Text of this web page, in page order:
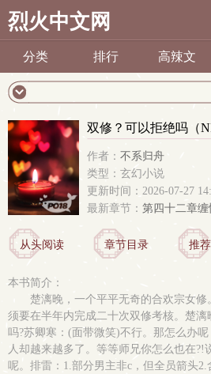
烈火中文网
分类 排行 高辣文
双修？可以拒绝吗（
作者： 不系归舟
类型：玄幻小说
更新时间：2026-07-27
最新章节： 第四十二章缠
从头阅读 章节目录 推
本书简介：
楚漓晚，一个平平无奇的合欢宗女
须要在半年内完成二十次双修考核。楚
吗?苏卿寒：(面带微笑)不行。那怎么办
人却越来越多了。等等师兄你怎么也在?!
呢。排雷：1.部分男主非c，但全员箭头